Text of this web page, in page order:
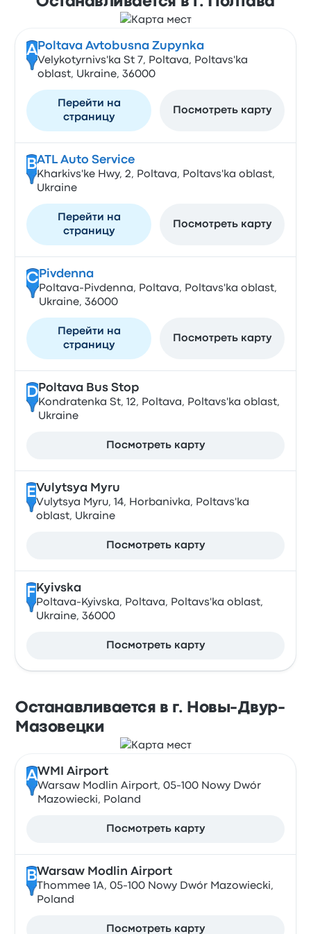
A Poltava Avtobusna Zupynka
Velykotyrnivs'ka St 7, Poltava, Poltavs'ka
oblast, Ukraine, 36000
Перейти на
страницу
Посмотреть карту
BATL Auto Service
Kharkivs'ke Hwy, 2, Poltava, Poltavs'ka oblast,
Ukraine
Перейти на
страницу
Посмотреть карту
CPivdenna
Poltava-Pivdenna, Poltava, Poltavs'ka oblast,
Ukraine, 36000
Перейти на
страницу
Посмотреть карту
DPoltava Bus Stop
Kondratenka St, 12, Poltava, Poltavs'ka oblast,
Ukraine
Посмотреть карту
EVulytsya Myru
Vulytsya Myru, 14, Horbanivka, Poltavs'ka
oblast, Ukraine
Посмотреть карту
F Kyivska
Poltava-Kyivska, Poltava, Poltavs'ka oblast,
Ukraine, 36000
Посмотреть карту
Останавливается в г. Новы-Двур-
Мазовецки
AWMI Airport
Warsaw Modlin Airport, 05-100 Nowy Dwór
Mazowiecki, Poland
Посмотреть карту
BWarsaw Modlin Airport
Thommee 1A, 05-100 Nowy Dwór Mazowiecki,
Poland
Посмотреть карту